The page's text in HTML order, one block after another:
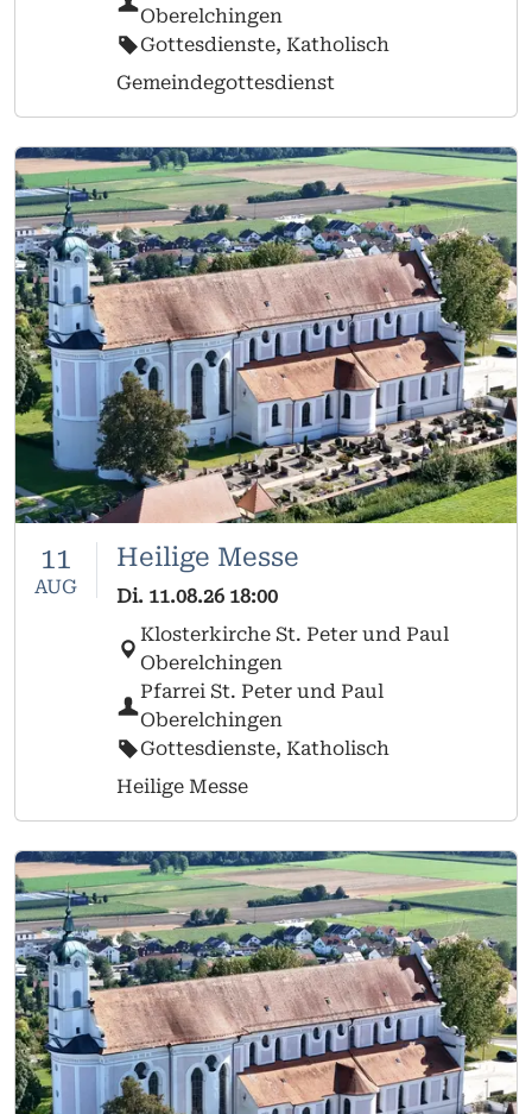
Oberelchingen
Gottesdienste, Katholisch
Gemeindegottesdienst
11
AUG
Heilige Messe
Di. 11.08.26 18:00
Klosterkirche St. Peter und Paul
Oberelchingen
Pfarrei St. Peter und Paul
Oberelchingen
Gottesdienste, Katholisch
Heilige Messe